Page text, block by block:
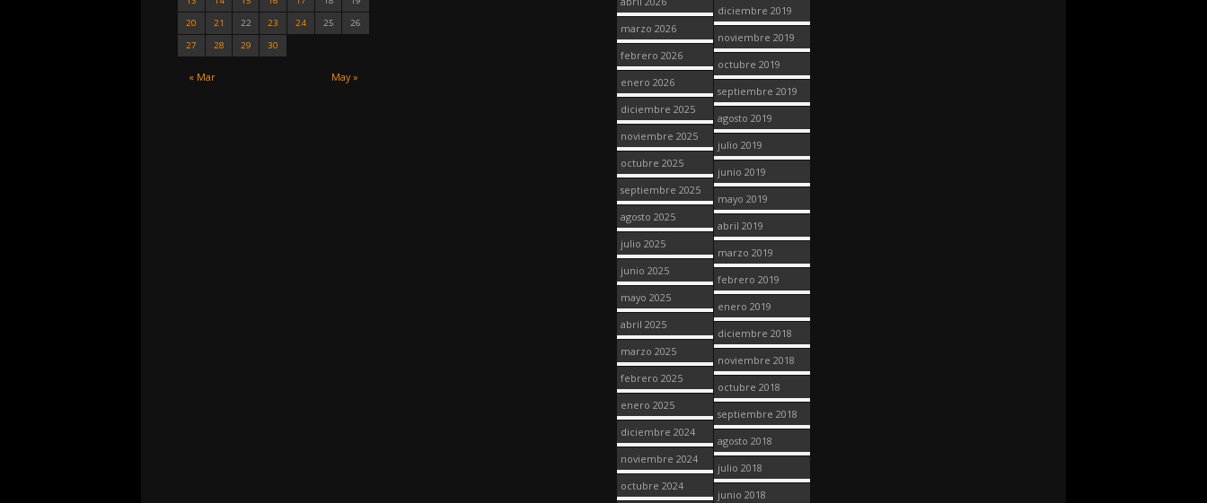
« Mar May »
20
21 22 23 24 25
26
27
28 29 30
marzo 2026
febrero 2026
enero 2026
diciembre 2025
noviembre 2025
octubre 2025
septiembre 2025
agosto 2025
julio 2025
junio 2025
mayo 2025
abril 2025
marzo 2025
febrero 2025
enero 2025
diciembre 2024
noviembre 2024
octubre 2024
diciembre 2019
noviembre 2019
octubre 2019
septiembre 2019
agosto 2019
julio 2019
junio 2019
mayo 2019
abril 2019
marzo 2019
febrero 2019
enero 2019
diciembre 2018
noviembre 2018
octubre 2018
septiembre 2018
agosto 2018
julio 2018
junio 2018